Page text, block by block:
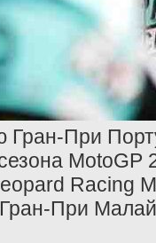
Гран-При
Racing
При